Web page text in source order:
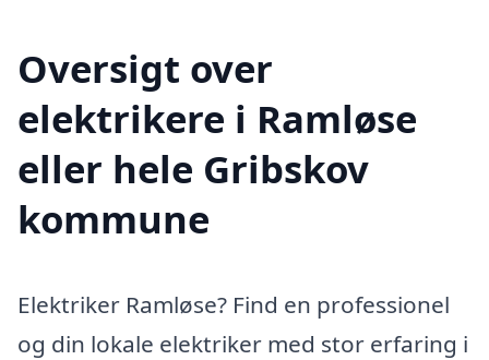
Oversigt over
elektrikere i Ramløse
eller hele Gribskov
kommune
Elektriker Ramløse? Find en professionel
og din lokale elektriker med stor erfaring i